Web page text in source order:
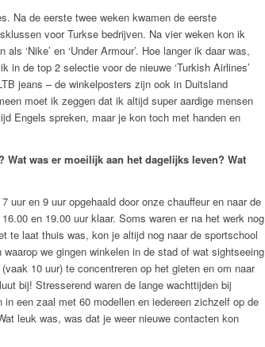
Na de eerste twee weken kwamen de eerste
voor Turkse bedrijven. Na vier weken kon ik
‘Nike’ en ‘Under Armour’. Hoe langer ik daar was,
in de top 2 selectie voor de nieuwe ‘Turkish Airlines’
jeans – de winkelposters zijn ook in Duitsland
moet ik zeggen dat ik altijd super aardige mensen
Engels spreken, maar je kon toch met handen en
was er moeilijk aan het dagelijks leven? Wat
uur en 9 uur opgehaald door onze chauffeur en naar de
en 19.00 uur klaar. Soms waren er na het werk nog
te laat thuis was, kon je altijd nog naar de sportschool
we gingen winkelen in de stad of wat sightseeing
10 uur) te concentreren op het gieten en om naar
bij! Stresserend waren de lange wachttijden bij
een zaal met 60 modellen en iedereen zichzelf op de
leuk was, was dat je weer nieuwe contacten kon